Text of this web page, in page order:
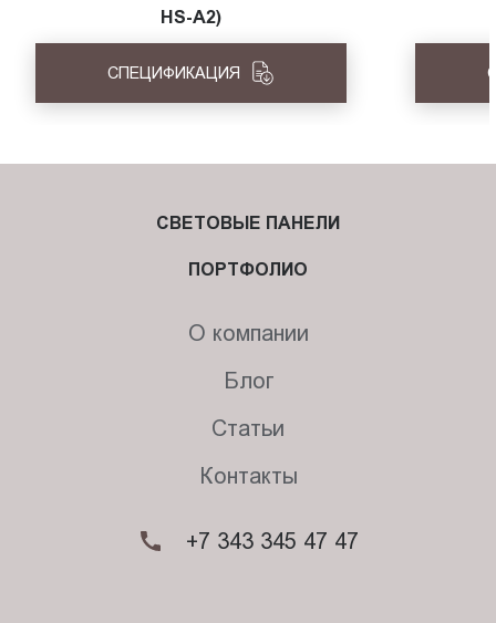
HS-A2)
СПЕЦИФИКАЦИЯ
СВЕТОВЫЕ ПАНЕЛИ
ПОРТФОЛИО
О компании
Блог
Статьи
Контакты
+7 343 345 47 47